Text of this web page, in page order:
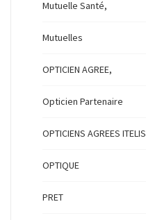
Mutuelle Santé,
Mutuelles
OPTICIEN AGREE,
Opticien Partenaire
OPTICIENS AGREES ITELIS
OPTIQUE
PRET